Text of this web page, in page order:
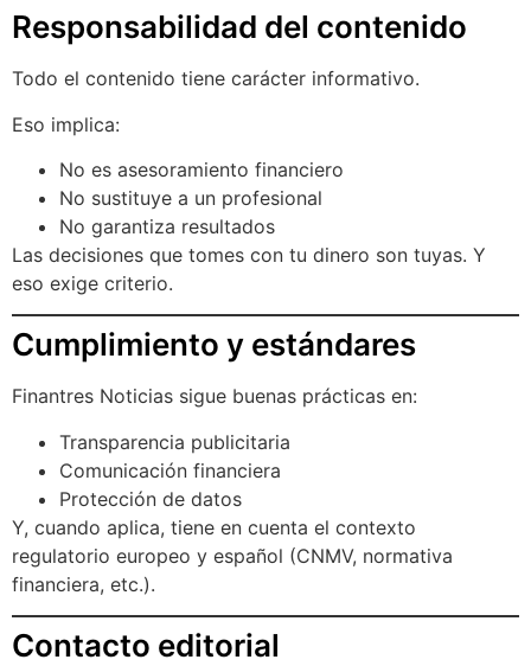
Responsabilidad del contenido
Todo el contenido tiene carácter informativo.
Eso implica:
No es asesoramiento financiero
No sustituye a un profesional
No garantiza resultados
Las decisiones que tomes con tu dinero son tuyas. Y
eso exige criterio.
Cumplimiento y estándares
Finantres Noticias sigue buenas prácticas en:
Transparencia publicitaria
Comunicación financiera
Protección de datos
Y, cuando aplica, tiene en cuenta el contexto
regulatorio europeo y español (CNMV, normativa
financiera, etc.).
Contacto editorial